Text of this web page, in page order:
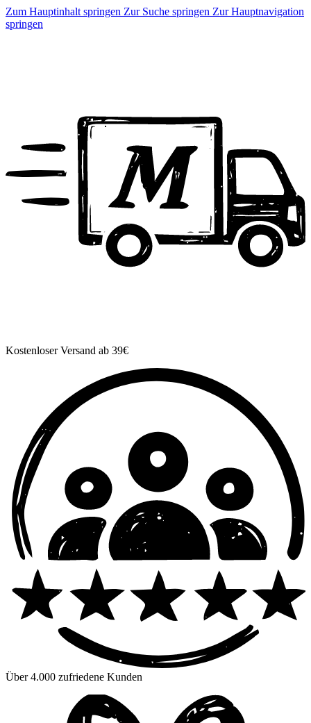
Zum Hauptinhalt springen Zur Suche springen Zur Hauptnavigation
springen
Kostenloser Versand ab 39€
Über 4.000 zufriedene Kunden